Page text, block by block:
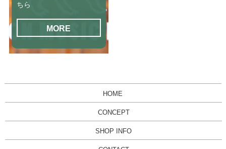
ちら
MORE
HOME
CONCEPT
SHOP INFO